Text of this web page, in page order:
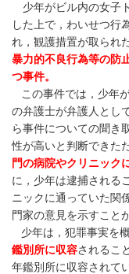
少年がビル内の女子
した上で，わいせつ行
れ，観護措置が取られ
暴力的不良行為等の防
つ事件。
この事件では，少年
の弁護士が弁護人とし
ら事件についての聞き
性が高いと判断できた
門の病院やクリニック
に，少年は逮捕される
ニックに通っていた関
門家の意見を示すこと
少年は，犯罪事実を
鑑別所に収容されるこ
年鑑別所に収容されて